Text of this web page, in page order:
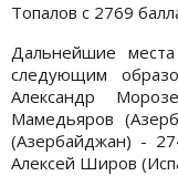
Топалов с 2769
Дальнейшие
следующим
Александр
Мамедьяров
(Азербайджан) -
Алексей Широв